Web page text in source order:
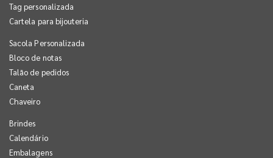
Tag personalizada
Cartela para bijouteria
Sacola Personalizada
Bloco de notas
Talão de pedidos
Caneta
Chaveiro
Brindes
Calendário
Embalagens